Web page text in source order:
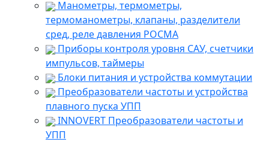
Манометры, термометры,
термоманометры, клапаны, разделители
сред, реле давления РОСМА
Приборы контроля уровня САУ, счетчики
импульсов, таймеры
Блоки питания и устройства коммутации
Преобразователи частоты и устройства
плавного пуска УПП
INNOVERT Преобразователи частоты и
УПП